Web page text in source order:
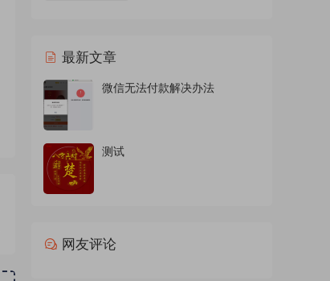
最新文章
微信无法付款解决办法
测试
网友评论